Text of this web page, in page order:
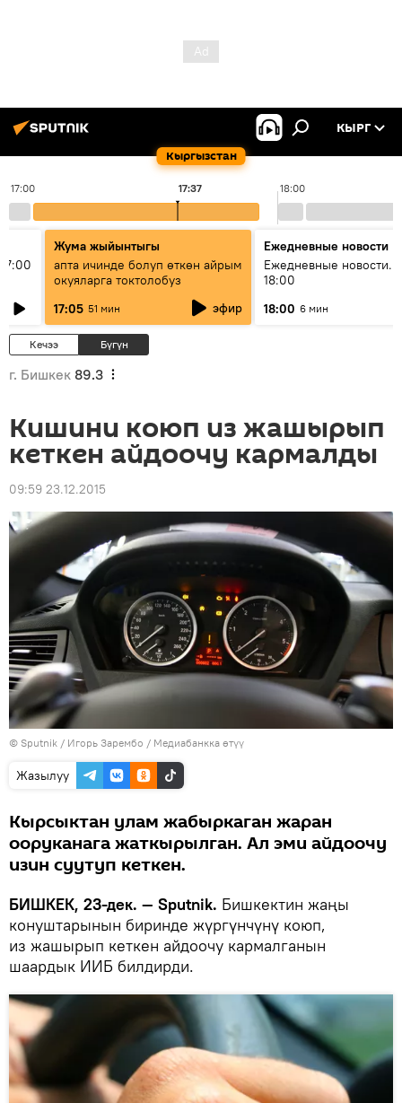
Кыргызстан
КЫРГ
17:00 18:00
17:37
Жума жыйынтыгы
апта ичинде болуп өткөн айрым
окуяларга токтолобуз
17:05 51 мин эфир
Ежедневные новости
Ежедневные новости.
18:00
18:00 6 мин
Кечээ Бүгүн
г. Бишкек 89.3
Кишини коюп из жашырып
кеткен айдоочу кармалды
09:59 23.12.2015
© Sputnik / Игорь Зарембо / Медиабанкка өтүү
Жазылуу
Кырсыктан улам жабыркаган жаран
ооруканага жаткырылган. Ал эми айдоочу
изин суутуп кеткен.
БИШКЕК, 23-дек. — Sputnik. Бишкектин жаңы
конуштарынын биринде жүргүнчүнү коюп,
из жашырып кеткен айдоочу кармалганын
шаардык ИИБ билдирди.